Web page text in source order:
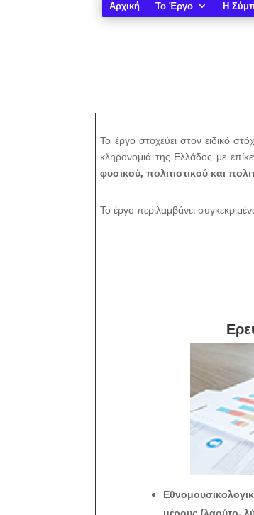
Αρχική Το Έργο Η
Το έργο στοχεύει στον ειδικό
κληρονομιά της Ελλάδος με
φυσικού, πολιτιστικού και
Το έργο περιλαμβάνει